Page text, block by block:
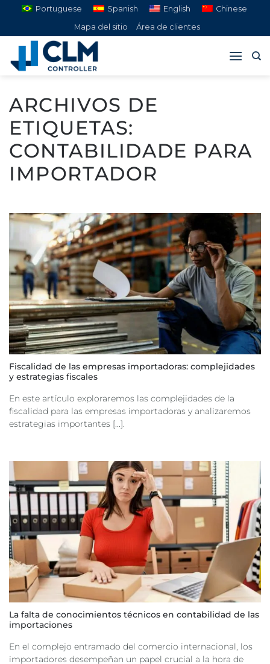
Saltar
contenido
Portuguese Spanish English
Chinese
Mapa del sitio
Área de clientes
ARCHIVOS DE
ETIQUETAS:
CONTABILIDADE PARA
IMPORTADOR
Fiscalidad de las empresas importadoras: complejidades
y estrategias fiscales
En este artículo exploraremos las complejidades de la
fiscalidad para las empresas importadoras y analizaremos
estrategias importantes [...].
La falta de conocimientos técnicos en contabilidad de las
importaciones
En el complejo entramado del comercio internacional, los
importadores desempeñan un papel crucial a la hora de